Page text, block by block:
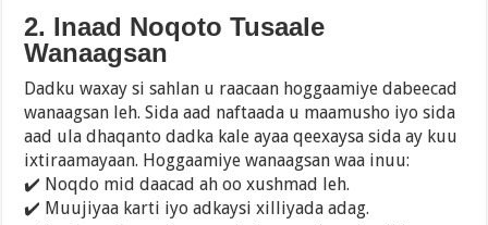
2. Inaad Noqoto Tusaale
Wanaagsan
Dadku waxay si sahlan u raacaan hoggaamiye dabeecad
wanaagsan leh. Sida aad naftaada u maamusho iyo sida
aad ula dhaqanto dadka kale ayaa qeexaysa sida ay kuu
ixtiraamayaan. Hoggaamiye wanaagsan waa inuu:
✔️ Noqdo mid daacad ah oo xushmad leh.
✔️ Muujiyaa karti iyo adkaysi xilliyada adag.